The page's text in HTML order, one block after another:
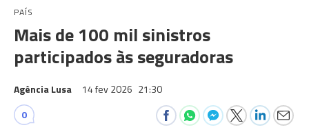
PAÍS
Mais de 100 mil sinistros
participados às seguradoras
Agência Lusa 14 fev 2026 21:30
0